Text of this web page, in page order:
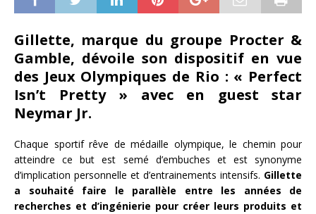
Gillette, marque du groupe Procter &
Gamble, dévoile son dispositif en vue
des Jeux Olympiques de Rio : « Perfect
Isn’t Pretty » avec en guest star
Neymar Jr.
Chaque sportif rêve de médaille olympique, le chemin pour
atteindre ce but est semé d’embuches et est synonyme
d’implication personnelle et d’entrainements intensifs. Gillette
a souhaité faire le parallèle entre les années de
recherches et d’ingénierie pour créer leurs produits et